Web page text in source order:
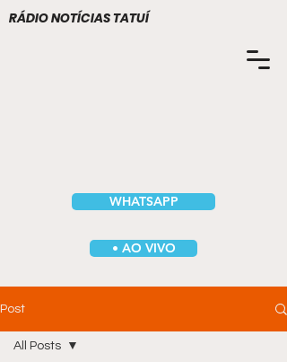
WHATSAPP
RÁDIO NOTÍCIAS TATUÍ
• AO VIVO
Post
All Posts